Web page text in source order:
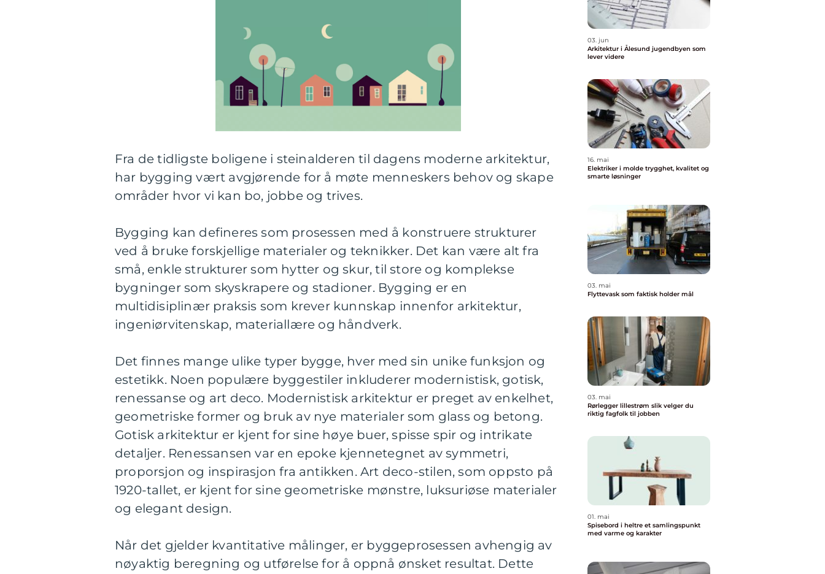
Fra de tidligste boligene i steinalderen til dagens moderne arkitektur,
har bygging vært avgjørende for å møte menneskers behov og skape
områder hvor vi kan bo, jobbe og trives.
Bygging kan defineres som prosessen med å konstruere strukturer
ved å bruke forskjellige materialer og teknikker. Det kan være alt fra
små, enkle strukturer som hytter og skur, til store og komplekse
bygninger som skyskrapere og stadioner. Bygging er en
multidisiplinær praksis som krever kunnskap innenfor arkitektur,
ingeniørvitenskap, materiallære og håndverk.
Det finnes mange ulike typer bygge, hver med sin unike funksjon og
estetikk. Noen populære byggestiler inkluderer modernistisk, gotisk,
renessanse og art deco. Modernistisk arkitektur er preget av enkelhet,
geometriske former og bruk av nye materialer som glass og betong.
Gotisk arkitektur er kjent for sine høye buer, spisse spir og intrikate
detaljer. Renessansen var en epoke kjennetegnet av symmetri,
proporsjon og inspirasjon fra antikken. Art deco-stilen, som oppsto på
1920-tallet, er kjent for sine geometriske mønstre, luksuriøse materialer
og elegant design.
Når det gjelder kvantitative målinger, er byggeprosessen avhengig av
nøyaktig beregning og utførelse for å oppnå ønsket resultat. Dette
03. jun
Arkitektur i Ålesund jugendbyen som
lever videre
16. mai
Elektriker i molde trygghet, kvalitet og
smarte løsninger
03. mai
Flyttevask som faktisk holder mål
03. mai
Rørlegger lillestrøm slik velger du
riktig fagfolk til jobben
01. mai
Spisebord i heltre et samlingspunkt
med varme og karakter